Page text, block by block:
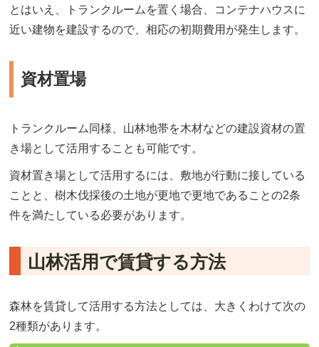
とはいえ、トランクルームを置く場合、コンテナハウスに
近い建物を建設するので、相応の初期費用が発生します。
資材置場
トランクルーム同様、山林地帯を木材などの建設資材の置
き場として活用することも可能です。
資材置き場として活用するには、敷地が行動に接している
ことと、樹木伐採後の土地が更地で更地であることの2条
件を満たしている必要があります。
山林活用で賃貸する方法
森林を賃貸して活用する方法としては、大きくわけて次の
2種類があります。